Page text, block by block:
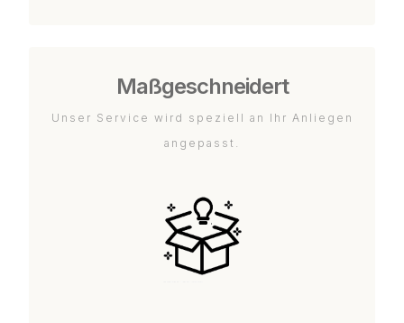
Maßgeschneidert
Unser Service wird speziell an Ihr Anliegen
angepasst.